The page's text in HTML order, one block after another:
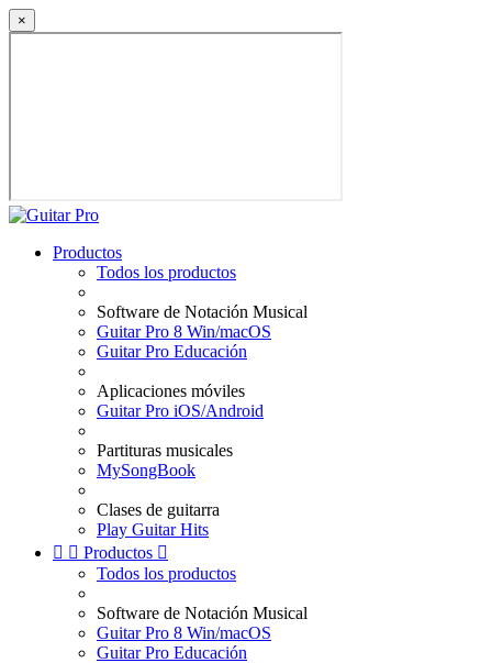
×
Productos
Todos los productos
Software de Notación Musical
Guitar Pro 8 Win/macOS
Guitar Pro Educación
Aplicaciones móviles
Guitar Pro iOS/Android
Partituras musicales
MySongBook
Clases de guitarra
Play Guitar Hits
  Productos 
Todos los productos
Software de Notación Musical
Guitar Pro 8 Win/macOS
Guitar Pro Educación